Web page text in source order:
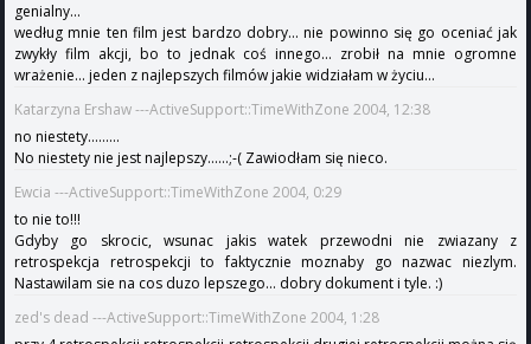
genialny...
według mnie ten film jest bardzo dobry... nie powinno się go oceniać jak
zwykły film akcji, bo to jednak coś innego... zrobił na mnie ogromne
wrażenie... jeden z najlepszych filmów jakie widziałam w życiu...
Katarzyna Ershaw ---ActiveSupport::TimeWithZone 2004, 12:38
no niestety.........
No niestety nie jest najlepszy......;-( Zawiodłam się nieco.
Ewcia ---ActiveSupport::TimeWithZone 2004, 0:29
to nie to!!!
Gdyby go skrocic, wsunac jakis watek przewodni nie zwiazany z
retrospekcja retrospekcji to faktycznie moznaby go nazwac niezlym.
Nastawilam sie na cos duzo lepszego... dobry dokument i tyle. :)
zed's dead ---ActiveSupport::TimeWithZone 2004, 1:28